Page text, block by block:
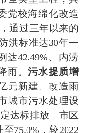
党校海绵化改造
通过三年以来的
洪标准达30年一
达42.49%、内涝
雨。污水提质增
元新建、改造雨
城市污水处理设
达标排放，市区
75.0%，较2022